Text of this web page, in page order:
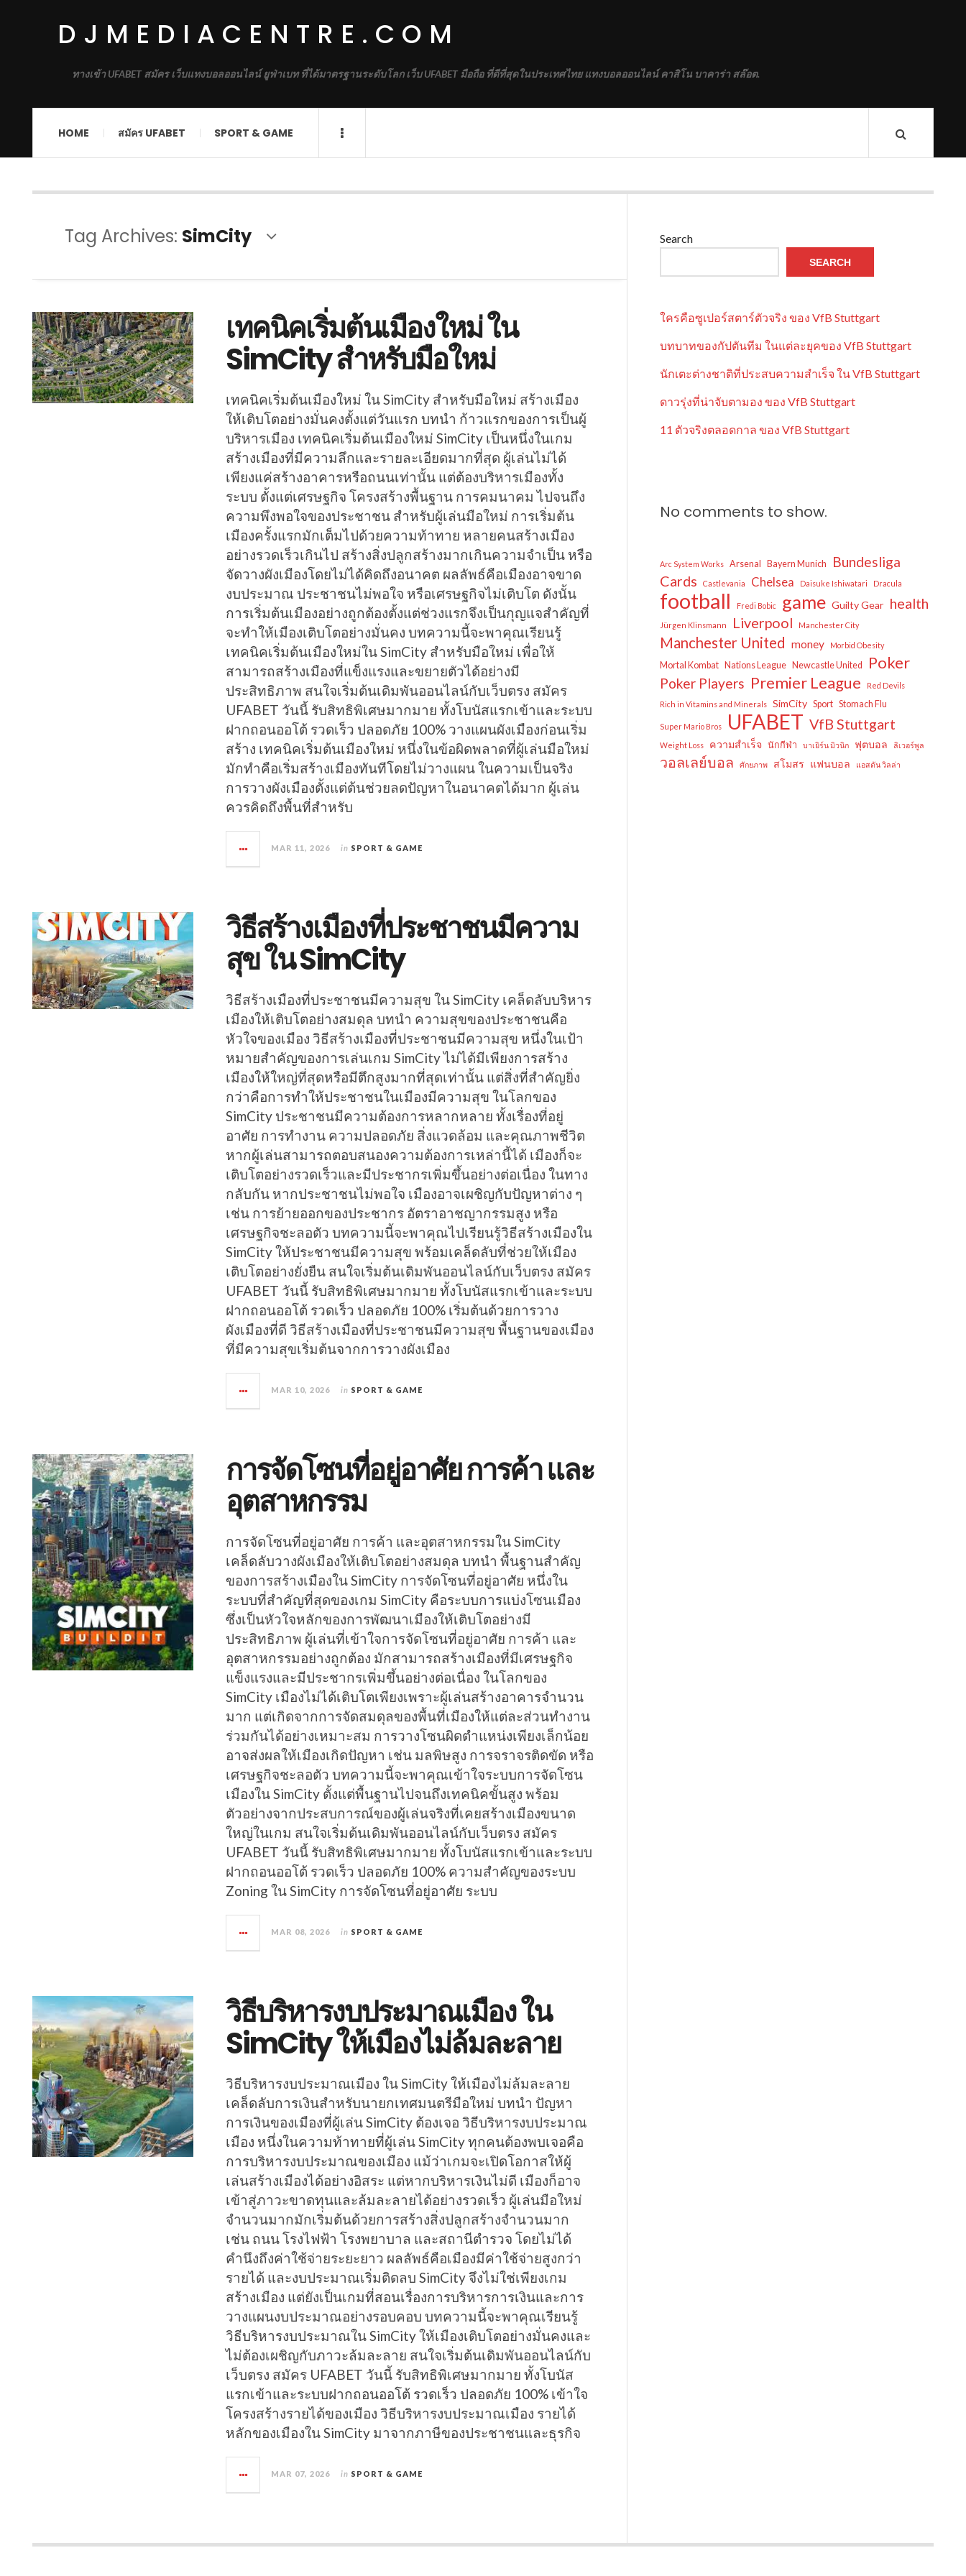
DJMEDIACENTRE.COM
ทางเข้า UFABET สมัคร เว็บแทงบอลออนไลน์ ยูฟ่าเบท ที่ได้มาตรฐานระดับโลก เว็บ UFABET มือถือ ที่ดีที่สุดในประเทศไทย แทงบอลออนไลน์ คาสิโน บาคาร่า สล๊อต.
HOME สมัคร UFABET SPORT & GAME
Tag Archives: SimCity
เทคนิคเริ่มต้นเมืองใหม่ ใน
SimCity สำหรับมือใหม่
เทคนิคเริ่มต้นเมืองใหม่ ใน SimCity สำหรับมือใหม่ สร้างเมือง
ให้เติบโตอย่างมั่นคงตั้งแต่วันแรก บทนำ ก้าวแรกของการเป็นผู้
บริหารเมือง เทคนิคเริ่มต้นเมืองใหม่ SimCity เป็นหนึ่งในเกม
สร้างเมืองที่มีความลึกและรายละเอียดมากที่สุด ผู้เล่นไม่ได้
เพียงแค่สร้างอาคารหรือถนนเท่านั้น แต่ต้องบริหารเมืองทั้ง
ระบบ ตั้งแต่เศรษฐกิจ โครงสร้างพื้นฐาน การคมนาคม ไปจนถึง
ความพึงพอใจของประชาชน สำหรับผู้เล่นมือใหม่ การเริ่มต้น
เมืองครั้งแรกมักเต็มไปด้วยความท้าทาย หลายคนสร้างเมือง
อย่างรวดเร็วเกินไป สร้างสิ่งปลูกสร้างมากเกินความจำเป็น หรือ
จัดวางผังเมืองโดยไม่ได้คิดถึงอนาคต ผลลัพธ์คือเมืองอาจขาด
งบประมาณ ประชาชนไม่พอใจ หรือเศรษฐกิจไม่เติบโต ดังนั้น
การเริ่มต้นเมืองอย่างถูกต้องตั้งแต่ช่วงแรกจึงเป็นกุญแจสำคัญที่
จะทำให้เมืองเติบโตอย่างมั่นคง บทความนี้จะพาคุณเรียนรู้
เทคนิคเริ่มต้นเมืองใหม่ใน SimCity สำหรับมือใหม่ เพื่อให้
สามารถสร้างเมืองที่แข็งแรงและขยายตัวได้อย่างมี
ประสิทธิภาพ สนใจเริ่มต้นเดิมพันออนไลน์กับเว็บตรง สมัคร
UFABET วันนี้ รับสิทธิพิเศษมากมาย ทั้งโบนัสแรกเข้าและระบบ
ฝากถอนออโต้ รวดเร็ว ปลอดภัย 100% วางแผนผังเมืองก่อนเริ่ม
สร้าง เทคนิคเริ่มต้นเมืองใหม่ หนึ่งในข้อผิดพลาดที่ผู้เล่นมือใหม่
มักทำคือเริ่มสร้างเมืองทันทีโดยไม่วางแผน ในความเป็นจริง
การวางผังเมืองตั้งแต่ต้นช่วยลดปัญหาในอนาคตได้มาก ผู้เล่น
ควรคิดถึงพื้นที่สำหรับ
MAR 11, 2026 in SPORT & GAME
วิธีสร้างเมืองที่ประชาชนมีความ
สุข ใน SimCity
วิธีสร้างเมืองที่ประชาชนมีความสุข ใน SimCity เคล็ดลับบริหาร
เมืองให้เติบโตอย่างสมดุล บทนำ ความสุขของประชาชนคือ
หัวใจของเมือง วิธีสร้างเมืองที่ประชาชนมีความสุข หนึ่งในเป้า
หมายสำคัญของการเล่นเกม SimCity ไม่ได้มีเพียงการสร้าง
เมืองให้ใหญ่ที่สุดหรือมีตึกสูงมากที่สุดเท่านั้น แต่สิ่งที่สำคัญยิ่ง
กว่าคือการทำให้ประชาชนในเมืองมีความสุข ในโลกของ
SimCity ประชาชนมีความต้องการหลากหลาย ทั้งเรื่องที่อยู่
อาศัย การทำงาน ความปลอดภัย สิ่งแวดล้อม และคุณภาพชีวิต
หากผู้เล่นสามารถตอบสนองความต้องการเหล่านี้ได้ เมืองก็จะ
เติบโตอย่างรวดเร็วและมีประชากรเพิ่มขึ้นอย่างต่อเนื่อง ในทาง
กลับกัน หากประชาชนไม่พอใจ เมืองอาจเผชิญกับปัญหาต่าง ๆ
เช่น การย้ายออกของประชากร อัตราอาชญากรรมสูง หรือ
เศรษฐกิจชะลอตัว บทความนี้จะพาคุณไปเรียนรู้วิธีสร้างเมืองใน
SimCity ให้ประชาชนมีความสุข พร้อมเคล็ดลับที่ช่วยให้เมือง
เติบโตอย่างยั่งยืน สนใจเริ่มต้นเดิมพันออนไลน์กับเว็บตรง สมัคร
UFABET วันนี้ รับสิทธิพิเศษมากมาย ทั้งโบนัสแรกเข้าและระบบ
ฝากถอนออโต้ รวดเร็ว ปลอดภัย 100% เริ่มต้นด้วยการวาง
ผังเมืองที่ดี วิธีสร้างเมืองที่ประชาชนมีความสุข พื้นฐานของเมือง
ที่มีความสุขเริ่มต้นจากการวางผังเมือง
MAR 10, 2026 in SPORT & GAME
การจัดโซนที่อยู่อาศัย การค้า และ
อุตสาหกรรม
การจัดโซนที่อยู่อาศัย การค้า และอุตสาหกรรมใน SimCity
เคล็ดลับวางผังเมืองให้เติบโตอย่างสมดุล บทนำ พื้นฐานสำคัญ
ของการสร้างเมืองใน SimCity การจัดโซนที่อยู่อาศัย หนึ่งใน
ระบบที่สำคัญที่สุดของเกม SimCity คือระบบการแบ่งโซนเมือง
ซึ่งเป็นหัวใจหลักของการพัฒนาเมืองให้เติบโตอย่างมี
ประสิทธิภาพ ผู้เล่นที่เข้าใจการจัดโซนที่อยู่อาศัย การค้า และ
อุตสาหกรรมอย่างถูกต้อง มักสามารถสร้างเมืองที่มีเศรษฐกิจ
แข็งแรงและมีประชากรเพิ่มขึ้นอย่างต่อเนื่อง ในโลกของ
SimCity เมืองไม่ได้เติบโตเพียงเพราะผู้เล่นสร้างอาคารจำนวน
มาก แต่เกิดจากการจัดสมดุลของพื้นที่เมืองให้แต่ละส่วนทำงาน
ร่วมกันได้อย่างเหมาะสม การวางโซนผิดตำแหน่งเพียงเล็กน้อย
อาจส่งผลให้เมืองเกิดปัญหา เช่น มลพิษสูง การจราจรติดขัด หรือ
เศรษฐกิจชะลอตัว บทความนี้จะพาคุณเข้าใจระบบการจัดโซน
เมืองใน SimCity ตั้งแต่พื้นฐานไปจนถึงเทคนิคขั้นสูง พร้อม
ตัวอย่างจากประสบการณ์ของผู้เล่นจริงที่เคยสร้างเมืองขนาด
ใหญ่ในเกม สนใจเริ่มต้นเดิมพันออนไลน์กับเว็บตรง สมัคร
UFABET วันนี้ รับสิทธิพิเศษมากมาย ทั้งโบนัสแรกเข้าและระบบ
ฝากถอนออโต้ รวดเร็ว ปลอดภัย 100% ความสำคัญของระบบ
Zoning ใน SimCity การจัดโซนที่อยู่อาศัย ระบบ
MAR 08, 2026 in SPORT & GAME
วิธีบริหารงบประมาณเมือง ใน
SimCity ให้เมืองไม่ล้มละลาย
วิธีบริหารงบประมาณเมือง ใน SimCity ให้เมืองไม่ล้มละลาย
เคล็ดลับการเงินสำหรับนายกเทศมนตรีมือใหม่ บทนำ ปัญหา
การเงินของเมืองที่ผู้เล่น SimCity ต้องเจอ วิธีบริหารงบประมาณ
เมือง หนึ่งในความท้าทายที่ผู้เล่น SimCity ทุกคนต้องพบเจอคือ
การบริหารงบประมาณของเมือง แม้ว่าเกมจะเปิดโอกาสให้ผู้
เล่นสร้างเมืองได้อย่างอิสระ แต่หากบริหารเงินไม่ดี เมืองก็อาจ
เข้าสู่ภาวะขาดทุนและล้มละลายได้อย่างรวดเร็ว ผู้เล่นมือใหม่
จำนวนมากมักเริ่มต้นด้วยการสร้างสิ่งปลูกสร้างจำนวนมาก
เช่น ถนน โรงไฟฟ้า โรงพยาบาล และสถานีตำรวจ โดยไม่ได้
คำนึงถึงค่าใช้จ่ายระยะยาว ผลลัพธ์คือเมืองมีค่าใช้จ่ายสูงกว่า
รายได้ และงบประมาณเริ่มติดลบ SimCity จึงไม่ใช่เพียงเกม
สร้างเมือง แต่ยังเป็นเกมที่สอนเรื่องการบริหารการเงินและการ
วางแผนงบประมาณอย่างรอบคอบ บทความนี้จะพาคุณเรียนรู้
วิธีบริหารงบประมาณใน SimCity ให้เมืองเติบโตอย่างมั่นคงและ
ไม่ต้องเผชิญกับภาวะล้มละลาย สนใจเริ่มต้นเดิมพันออนไลน์กับ
เว็บตรง สมัคร UFABET วันนี้ รับสิทธิพิเศษมากมาย ทั้งโบนัส
แรกเข้าและระบบฝากถอนออโต้ รวดเร็ว ปลอดภัย 100% เข้าใจ
โครงสร้างรายได้ของเมือง วิธีบริหารงบประมาณเมือง รายได้
หลักของเมืองใน SimCity มาจากภาษีของประชาชนและธุรกิจ
MAR 07, 2026 in SPORT & GAME
Search
SEARCH
ใครคือซูเปอร์สตาร์ตัวจริง ของ VfB Stuttgart
บทบาทของกัปตันทีม ในแต่ละยุคของ VfB Stuttgart
นักเตะต่างชาติที่ประสบความสำเร็จ ใน VfB Stuttgart
ดาวรุ่งที่น่าจับตามอง ของ VfB Stuttgart
11 ตัวจริงตลอดกาล ของ VfB Stuttgart
No comments to show.
Arc System Works Arsenal Bayern Munich
Bundesliga
Cards
Castlevania Chelsea Daisuke Ishiwatari Dracula
football Fredi Bobic game Guilty Gear health
Jürgen Klinsmann Liverpool Manchester City
Manchester United money Morbid Obesity
Mortal Kombat Nations League Newcastle United Poker
Poker Players Premier League
Red Devils
Rich in Vitamins and Minerals
SimCity Sport Stomach Flu
Super Mario Bros UFABET VfB Stuttgart
Weight Loss ความสำเร็จ นักกีฬา บาเยิร์น มิวนิก ฟุตบอล ลิเวอร์พูล
วอลเลย์บอล ศักยภาพ สโมสร แฟนบอล แอสตัน วิลล่า